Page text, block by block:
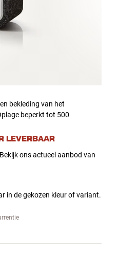
bekleding van het
beperkt tot 500
LEVERBAAR
ons actueel aanbod van
in de gekozen kleur of variant.